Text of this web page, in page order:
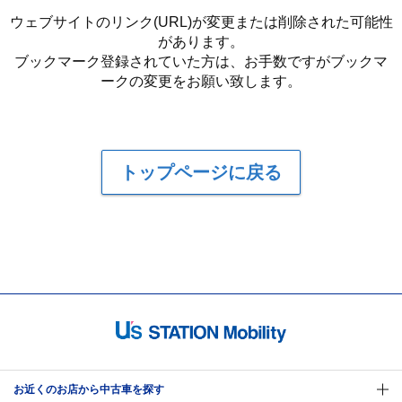
ウェブサイトのリンク(URL)が変更または削除された可能性
があります。
ブックマーク登録されていた方は、お手数ですがブックマ
ークの変更をお願い致します。
トップページに戻る
お近くのお店から中古車を探す